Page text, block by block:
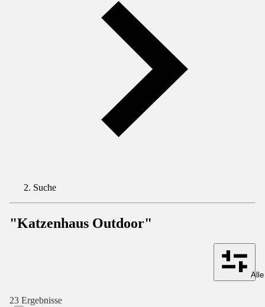
Suche
"Katzenhaus Outdoor"
23 Ergebnisse